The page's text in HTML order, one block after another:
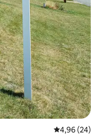
4,96 av 5 i
4,96 (24)